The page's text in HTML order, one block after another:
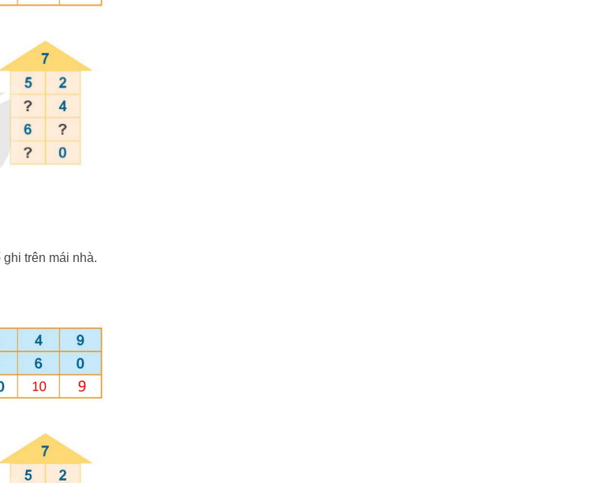
trên mái nhà.